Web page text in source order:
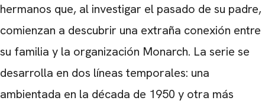
hermanos que, al investigar el pasado de su padre,
comienzan a descubrir una extraña conexión entre
su familia y la organización Monarch. La serie se
desarrolla en dos líneas temporales: una
ambientada en la década de 1950 y otra más
CARREGANDO PUBLICIDADE